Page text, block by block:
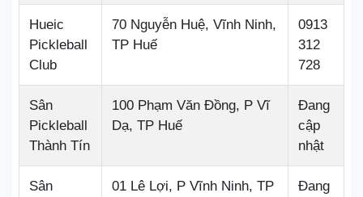
Hueic
Pickleball
Club
70 Nguyễn Huệ, Vĩnh Ninh,
TP Huế
0913
312
728
Sân
Pickleball
Thành Tín
100 Phạm Văn Đồng, P Vĩ
Dạ, TP Huế
Đang
cập
nhật
Sân
01 Lê Lợi, P Vĩnh Ninh, TP
Đang